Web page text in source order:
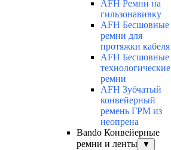
AFH Ремни на
гильзонавивку
AFH Бесшовные
ремни для
протяжки кабеля
AFH Бесшовные
технологические
ремни
AFH Зубчатый
конвейерный
ремень ГРМ из
неопрена
Bando Конвейерные
ремни и ленты
▼